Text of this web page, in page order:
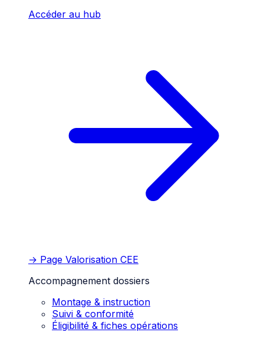
Accéder au hub
→ Page Valorisation CEE
Accompagnement dossiers
Montage & instruction
Suivi & conformité
Éligibilité & fiches opérations